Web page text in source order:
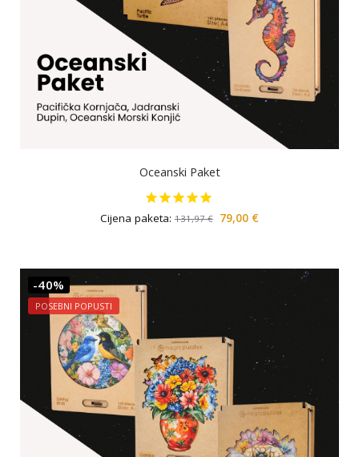
Oceanski Paket
Cijena paketa:131,97€ 79,00 €
-40%
POSEBNI POPUSTI